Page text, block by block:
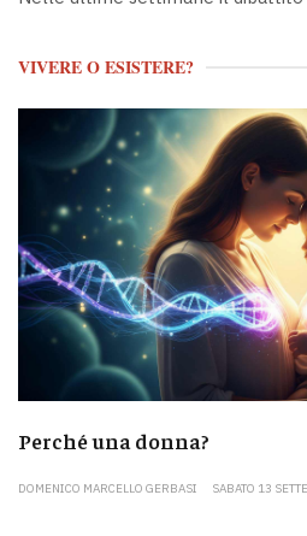
VIVERE O ESISTERE?
Perché una donna?
DOMENICO MARCELLO GERBASI SABATO 13